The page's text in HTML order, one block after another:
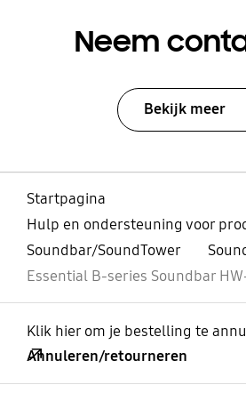
Neem
Bekijk meer
Startpagina
Hulp en ondersteuning voor
Soundbar/SoundTower
Essential B-series Soundbar
Klik hier om je bestelling te
Annuleren/retourneren